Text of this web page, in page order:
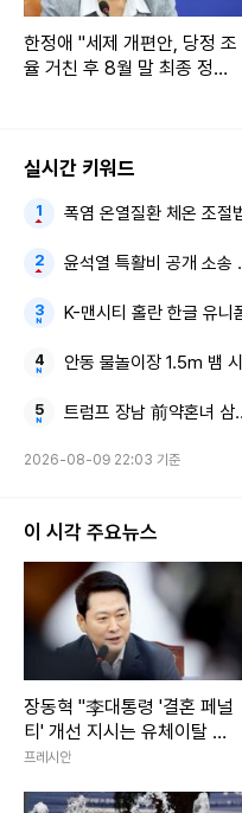
한정애 "세제 개편안, 당정 조
율 거친 후 8월 말 최종 정리
실시간 키워드
폭염 온열질환 체온 조절
윤석열 특활비 공개 소송
K-맨시티 홀란 한글 유니
안동 물놀이장 1.5m 뱀
트럼프 장남 前약혼녀 삼
2026-08-09 22:03 기준
이 시각 주요뉴스
장동혁 "李대통령 '결혼 페널
티' 개선 지시는 유체이탈 화
법"
프레시안